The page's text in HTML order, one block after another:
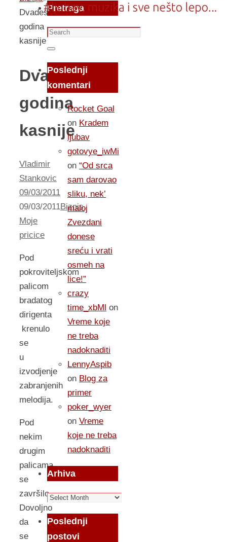
Dvadeset
godina
kasnije
Dvadeset
godina
kasnije
Vladimir
Stankovic
09/03/2011
09/03/2011Biznis,
Moje
pricice
Pod
pokroviteljskom
palicom
bradatog
dirigenta
krenulo
se
u
izvodjenje
zabranjenih
melodija.
Pod
nekim
drugim
palicama
se
završilo.
Dovoljno
da
se
Pretraga
Search
for:
Search
Poslednji
komentari
Rocket Goal
on Kradem
ljubav
gotovye_iwMi
on “Od srca
sam darovao
sliku, nek’
maloj
Zvezdani
donese
sreću i vrati
osmeh na
lice!”
crazy
time_xbMl on
Vreme koje
ne treba
nadoknaditi
LennyAspib
on Blog za
primer
poker_wyer
on Vreme
koje ne treba
nadoknaditi
Arhiva
Arhiva
Poslednji
postovi